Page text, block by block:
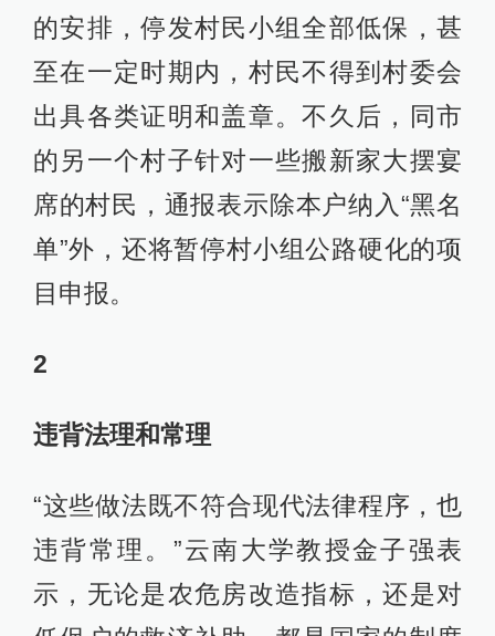
的安排，停发村民小组全部低保，甚
至在一定时期内，村民不得到村委会
出具各类证明和盖章。不久后，同市
的另一个村子针对一些搬新家大摆宴
席的村民，通报表示除本户纳入“黑名
单”外，还将暂停村小组公路硬化的项
目申报。
2
违背法理和常理
“这些做法既不符合现代法律程序，也
违背常理。”云南大学教授金子强表
示，无论是农危房改造指标，还是对